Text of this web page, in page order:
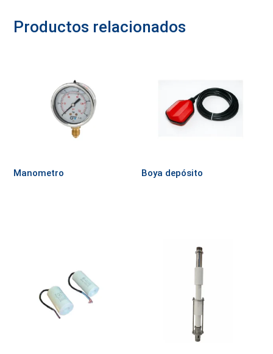
Productos relacionados
Manometro Boya depósito